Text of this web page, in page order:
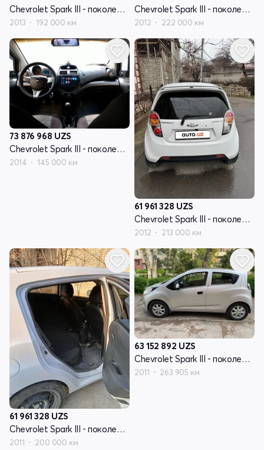
Chevrolet Spark III - поколение
2013 192 000 км
Chevrolet Spark III - поколение
2012 222 000 км
73 876 968 UZS
Chevrolet Spark III - поколение
2014 145 000 км
61 961 328 UZS
Chevrolet Spark III - поколение
2012 213 000 км
61 961 328 UZS
Chevrolet Spark III - поколение
2011 200 000 км
63 152 892 UZS
Chevrolet Spark III - поколение
2011 263 905 км